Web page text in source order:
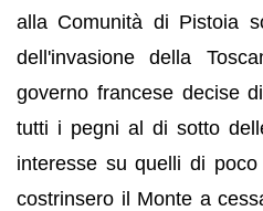
alla Comunità di Pistoia
dell'invasione della
governo francese decise
tutti i pegni al di sotto
interesse su quelli di
costrinsero il Monte a